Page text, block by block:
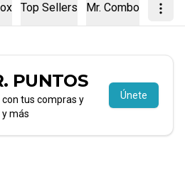
Top Sellers Mr. Combos
PUNTOS
tus compras y
más
Únete